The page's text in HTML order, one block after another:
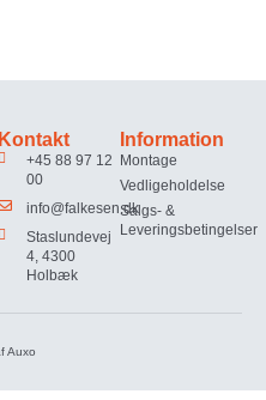
Kontakt
+45 88 97 12
00
info@falkesen.dk
Staslundevej
4, 4300
Holbæk
Information
Montage
Vedligeholdelse
Salgs- &
Leveringsbetingelser
Auxo